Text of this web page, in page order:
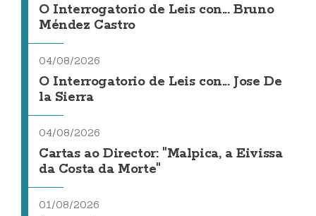
O Interrogatorio de Leis con... Bruno
Méndez Castro
04/08/2026
O Interrogatorio de Leis con... Jose De
la Sierra
04/08/2026
Cartas ao Director: "Malpica, a Eivissa
da Costa da Morte"
01/08/2026